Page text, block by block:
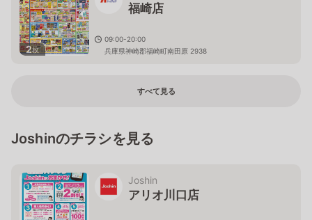
2枚
福崎店
09:00-20:00
兵庫県神崎郡福崎町南田原 2938
すべて見る
Joshinのチラシを見る
Joshin
アリオ川口店